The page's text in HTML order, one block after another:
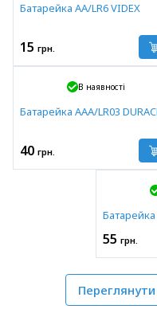
Батарейка AA/LR6 VIDEX
15 грн.
В наявності
Батарейка AAA/LR03
40 грн.
Батарейка
55 грн.
Переглянути